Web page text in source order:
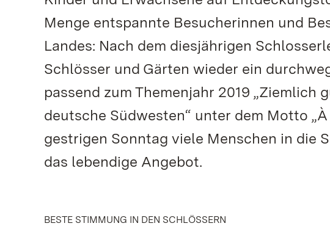
Menge entspannte Besucherinnen und
Landes: Nach dem diesjährigen
Schlösser und Gärten wieder ein
passend zum Themenjahr 2019 „Ziemlich
deutsche Südwesten“ unter dem Motto
gestrigen Sonntag viele Menschen in die
das lebendige Angebot.
BESTE STIMMUNG IN DEN SCHLÖSSERN